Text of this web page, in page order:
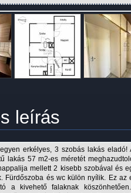
leírás
erkélyes, 3 szobás lakás eladó!
lakás 57 m2-es méretét
mellett 2 kisebb szobával és
Fürdőszoba és wc külön nyílik. Ez az
a kivehető falaknak